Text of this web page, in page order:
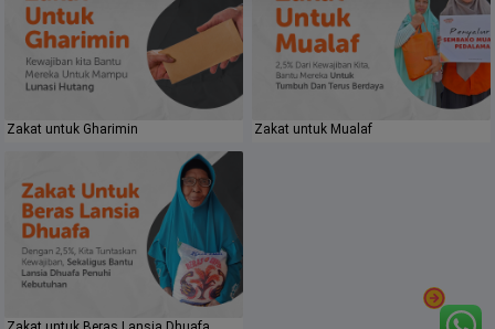
Zakat untuk Gharimin Zakat untuk Mualaf